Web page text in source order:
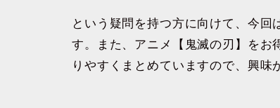
という疑問を持つ方に向けて、今回
す。また、アニメ【鬼滅の刃】をお
りやすくまとめていますので、興味